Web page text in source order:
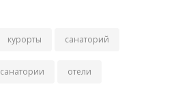
курорты санаторий
санатории отели